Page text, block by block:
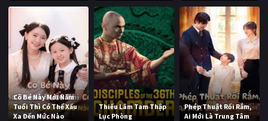
Cô Bé Này Mới Năm
Tuổi Thì Có Thể Xấu
Xa Đến Mức Nào
Thiếu Lâm Tam Thập
Lục Phòng
Phép Thuật Rối Rắm,
Ai Mới Là Trung Tâm